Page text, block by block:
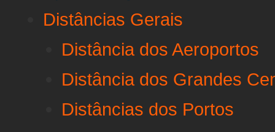
Distâncias Gerais
Distância dos Aeroportos
Distância dos Grandes
Distâncias dos Portos